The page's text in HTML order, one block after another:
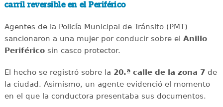
carril reversible en el Periférico
Agentes de la Policía Municipal de Tránsito (PMT)
sancionaron a una mujer por conducir sobre el Anillo
Periféricosin casco protector.
El hecho se registró sobre la 20.ª calle de la zona 7de
la ciudad. Asimismo, un agente evidenció el momento
en el que la conductora presentaba sus documentos.